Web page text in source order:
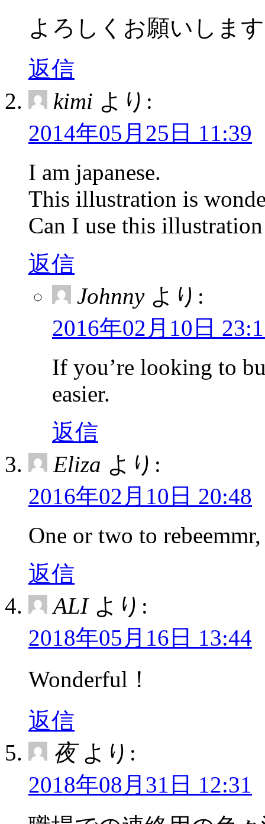
よろしくお願いします
返信
kimi より:
2014年05月25日 11:39
I am japanese.
This illustration is
Can I use this
返信
Johnny より:
2016年02月10日
If you’re looking to
easier.
返信
Eliza より:
2016年02月10日 20:48
One or two to
返信
ALI より:
2018年05月16日 13:44
Wonderful！
返信
夜 より:
2018年08月31日 12:31